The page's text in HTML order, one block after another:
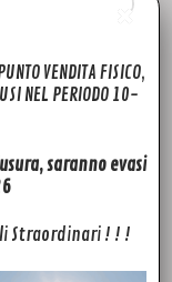
VENDITA FISICO,
NEL PERIODO 10-
saranno evasi
Straordinari ! ! !